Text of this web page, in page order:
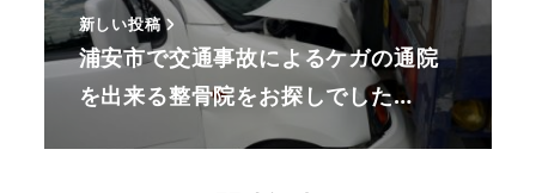
新しい投稿
浦安市で交通事故によるケガの通院
を出来る整骨院をお探しでした…